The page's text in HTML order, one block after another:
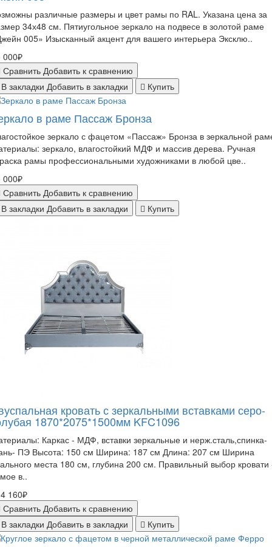
различные размеры и цвет рамы по RAL. Указана цена за
34х48 см. Пятиугольное зеркало на подвесе в золотой раме
005» Изысканный акцент для вашего интерьера Эксклю..
000₽
Сравнить Добавить к сравнению
закладки Добавить в закладки Купить
в раме Пассаж Бронза
зеркало с фацетом «Пассаж» Бронза в зеркальной
зеркало, влагостойкий МДФ и массив дерева. Ручная
рамы профессиональными художниками в любой цве..
000₽
Сравнить Добавить к сравнению
закладки Добавить в закладки Купить
кровать с зеркальными вставками серо-
1870*2075*1500мм KFC1096
Каркас - МДФ, вставки зеркальные и нерж.сталь,спинка-
ПЭ Высота: 150 см Ширина: 187 см Длина: 207 см Ширина
места 180 см, глубина 200 см. Правильный выбор кровати
в..
160₽
Сравнить Добавить к сравнению
закладки Добавить в закладки Купить